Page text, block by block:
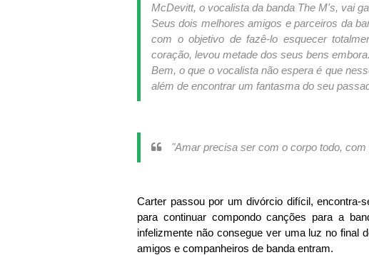
McDevitt, o vocalista da banda The M's, vai
Seus dois melhores amigos e parceiros da
com o objetivo de fazê-lo esquecer
coração, levou metade dos seus bens embora.
Bem, o que o vocalista não espera é que
além de encontrar um fantasma do seu
"Amar precisa ser com o corpo todo,
Carter passou por um divórcio difícil,
para continuar compondo canções para a
infelizmente não consegue ver uma luz no final
amigos e companheiros de banda entram.